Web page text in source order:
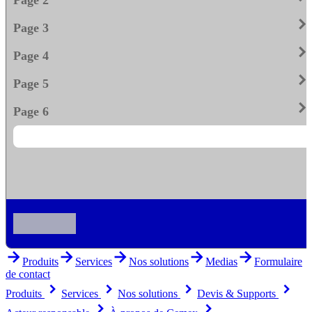
Page 3 keyboard_arrow_right
Page 4 keyboard_arrow_right
Page 5 keyboard_arrow_right
Page 6 keyboard_arrow_right
arrow_forwardProduitsarrow_forward Servicesarrow_forwardNos solutionsarrow_forwardMediasarrow_forwardFormulaire
de contact
Produits
keyboard_arrow_right Services keyboard_arrow_right Nos solutions keyboard_arrow_right Devis & Supports keyboard_arrow_right